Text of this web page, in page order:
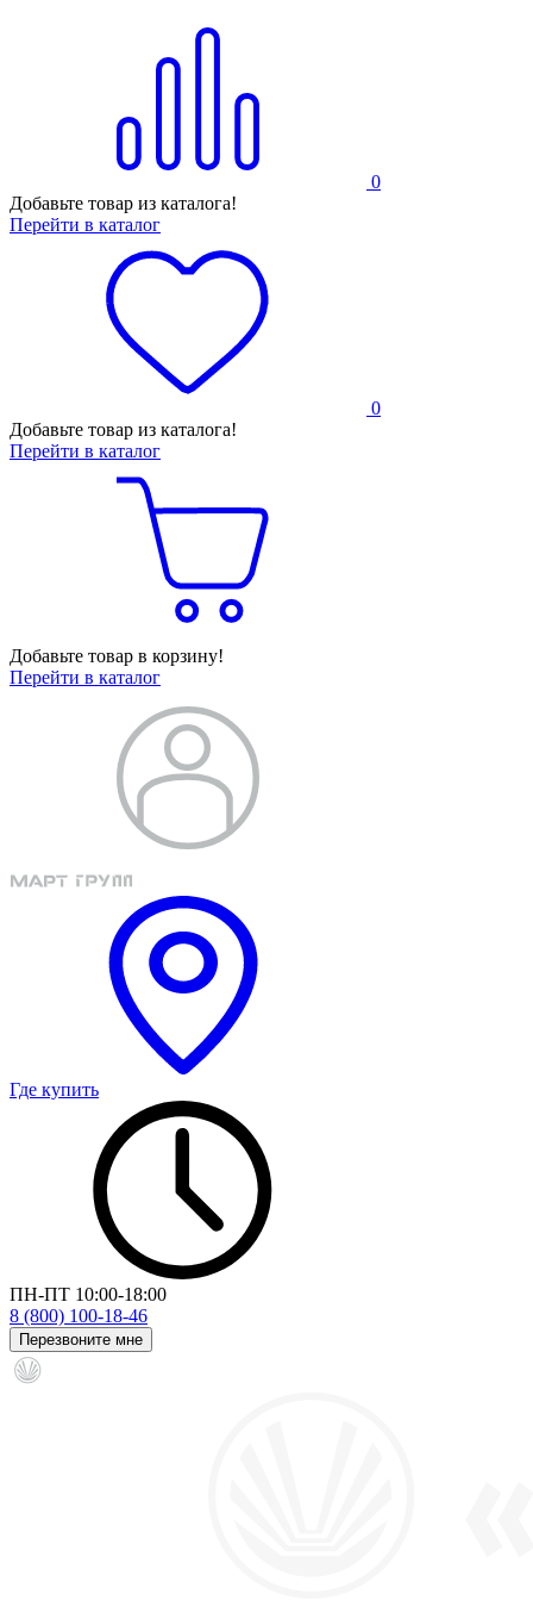
0
Добавьте товар из каталога!
Перейти в каталог
0
Добавьте товар из каталога!
Перейти в каталог
Добавьте товар в корзину!
Перейти в каталог
Где купить
ПН-ПТ 10:00-18:00
8 (800) 100-18-46
Перезвоните мне